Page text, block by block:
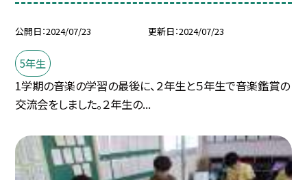
公開日 2024/07/23 更新日 2024/07/23
5年生
1学期の音楽の学習の最後に、２年生と５年生で音楽鑑賞の
交流会をしました。２年生の...